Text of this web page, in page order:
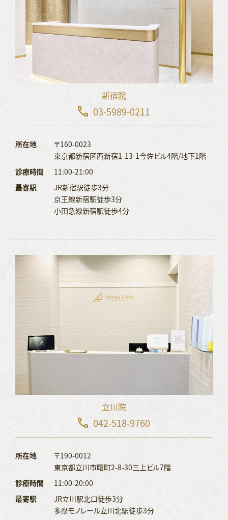
新宿院
03-5989-0211
所在地
〒160-0023
東京都新宿区西新宿1-13-1今佐ビル4階/地下1階
診療時間
11:00-21:00
最寄駅
JR新宿駅徒歩3分
京王線新宿駅徒歩3分
小田急線新宿駅徒歩4分
立川院
042-518-9760
所在地
〒190-0012
東京都立川市曙町2-8-30三上ビル7階
診療時間
11:00-20:00
最寄駅
JR立川駅北口徒歩3分
多摩モノレール立川北駅徒歩3分